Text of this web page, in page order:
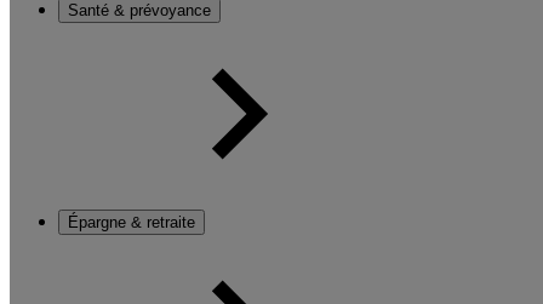
Santé & prévoyance
Épargne & retraite